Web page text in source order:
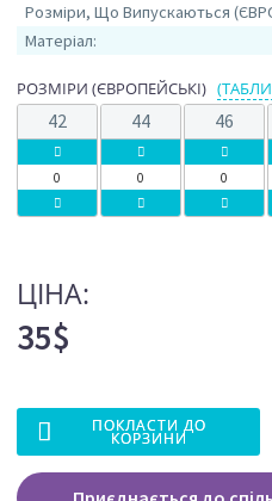
Розміри, Що Випускаються
Матеріал:
РОЗМІРИ (ЄВРОПЕЙСЬКІ)
42 44 46
ЦІНА:
35$
ПОКЛАСТИ ДО
КОРЗИНИ